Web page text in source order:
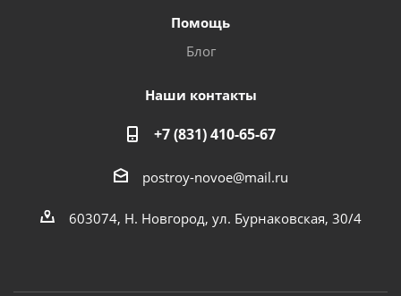
Помощь
Блог
Наши контакты
+7 (831) 410-65-67
postroy-novoe@mail.ru
603074, Н. Новгород, ул. Бурнаковская, 30/4